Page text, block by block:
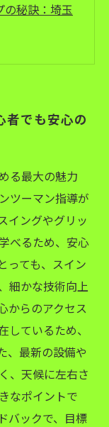
の秘訣：埼玉
へ：埼玉の
訣
ントと魅力を
ライフ：埼玉
者でも安心の
る最大の魅力
ツーマン指導が
イングやグリッ
べるため、安心
っても、スイン
細かな技術向上
からのアクセス
ているため、
、最新の設備や
、天候に左右さ
なポイントで
バックで、目標